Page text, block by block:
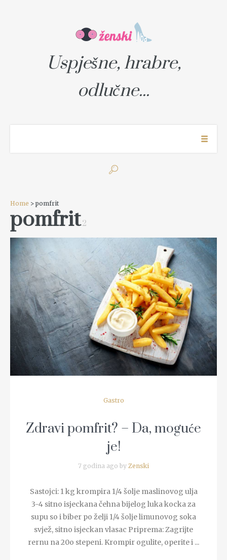
Uspješne, hrabre,
odlučne...
Home > pomfrit
pomfrit2
READ MORE
Gastro
Zdravi pomfrit? – Da, moguće
je!
7 godina ago by Zenski
Sastojci: 1 kg krompira 1/4 šolje maslinovog ulja
3-4 sitno isjeckana čehna bijelog luka kocka za
supu so i biber po želji 1/4 šolje limunovog soka
svjež, sitno isjeckan vlasac Priprema: Zagrijte
rernu na 20o stepeni. Krompir ogulite, operite i ...